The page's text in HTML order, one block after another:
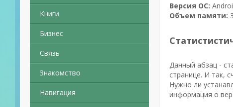
Книги
Бизнес
Связь
Знакомство
Навигация
Версия ОС:
Объем памяти:
Данный абзац -
странице. И так,
Нужно ли
информация о